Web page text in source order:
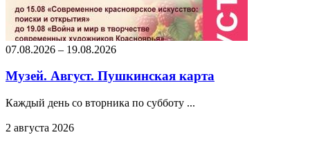
07.08.2026 – 19.08.2026
Музей. Август. Пушкинская карта
Каждый день со вторника по субботу ...
2 августа 2026